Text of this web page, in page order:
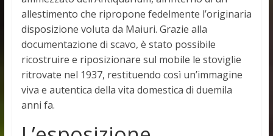
allestimento che ripropone fedelmente l’originaria
disposizione voluta da Maiuri. Grazie alla
documentazione di scavo, è stato possibile
ricostruire e riposizionare sul mobile le stoviglie
ritrovate nel 1937, restituendo così un’immagine
viva e autentica della vita domestica di duemila
anni fa.